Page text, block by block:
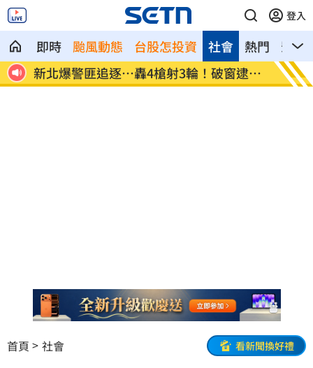
登入
即時 颱風動態 台股怎投資 熱門 影音
社會
新北爆警匪追逐…轟4槍射3輪！破窗逮毒
駕
強彈
首頁 社會 看新聞換好禮